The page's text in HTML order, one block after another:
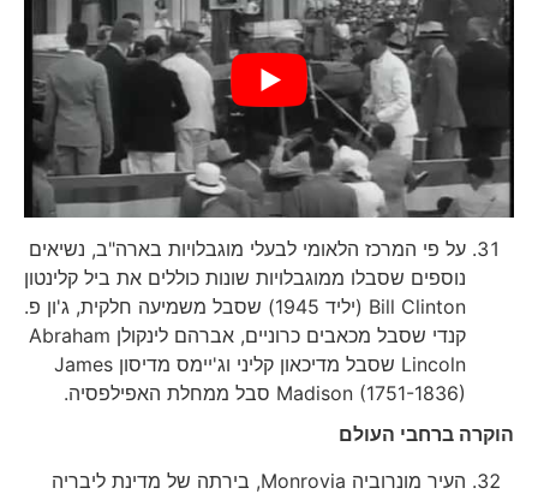
על פי המרכז הלאומי לבעלי מוגבלויות בארה"ב, נשיאים
נוספים שסבלו ממוגבלויות שונות כוללים את ביל קלינטון
Bill Clinton (יליד 1945) שסבל משמיעה חלקית, ג'ון פ.
קנדי שסבל מכאבים כרוניים, אברהם לינקולן Abraham
Lincoln שסבל מדיכאון קליני וג'יימס מדיסון James
Madison (1751-1836) סבל ממחלת האפילפסיה.
הוקרה ברחבי העולם
העיר מונרוביה Monrovia, בירתה של מדינת ליבריה